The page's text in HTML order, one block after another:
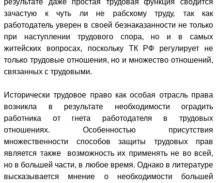
зачастую к чуть ли не рабскому труду, так как
работодатель уверен в своей безнаказанности не только
при наступлении трудового спора, но и в самых
житейских вопросах, поскольку ТК РФ регулирует не
только трудовые отношения, но и множество отношений,
связанных с трудовыми.
Исторически трудовое право как особая отрасль права
возникла в результате необходимости оградить
работника от гнета работодателя в трудовых
отношениях. Особенностью присутствия
множественности способов защиты трудовых прав
является также возможность их применять не во всей,
но в большей части, в любое время. Однако в литературе
высказывается мнение о необходимости большей